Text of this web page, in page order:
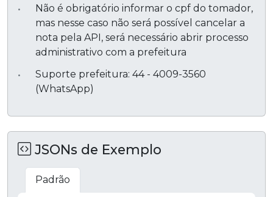
Não é obrigatório informar o cpf do tomador,
mas nesse caso não será possível cancelar a
nota pela API, será necessário abrir processo
administrativo com a prefeitura
Suporte prefeitura: 44 - 4009-3560
(WhatsApp)
JSONs de Exemplo
Padrão